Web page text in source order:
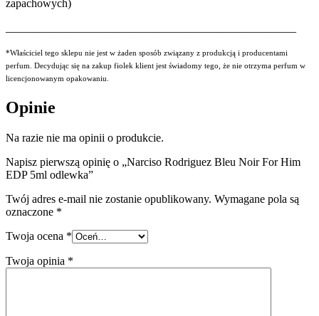
zapachowych)
*Właściciel tego sklepu nie jest w żaden sposób związany z produkcją i producentami
perfum. Decydując się na zakup fiolek klient jest świadomy tego, że nie otrzyma perfum w
licencjonowanym opakowaniu.
Opinie
Na razie nie ma opinii o produkcie.
Napisz pierwszą opinię o „Narciso Rodriguez Bleu Noir For Him
EDP 5ml odlewka”
Twój adres e-mail nie zostanie opublikowany. Wymagane pola są
oznaczone *
Twoja ocena *
Twoja opinia *